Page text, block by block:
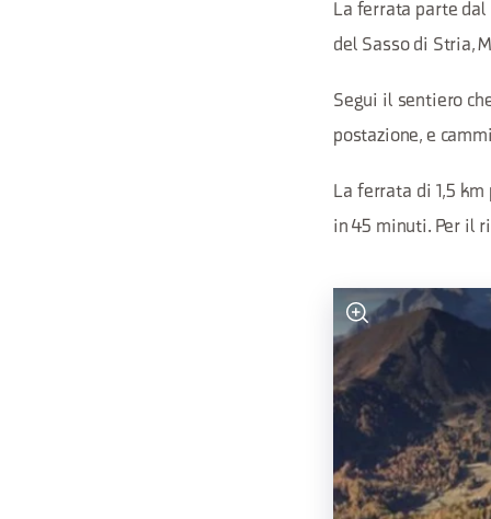
La ferrata parte dal
del Sasso di Stria,
Segui il sentiero
postazione, e
La ferrata di 1,5
in 45 minuti. Per il